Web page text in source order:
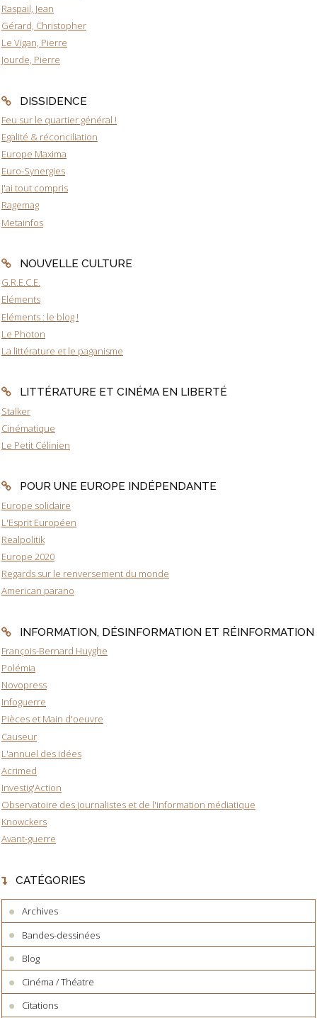
Raspail, Jean
Gérard, Christopher
Le Vigan, Pierre
Jourde, Pierre
DISSIDENCE
Feu sur le quartier général !
Egalité & réconciliation
Europe Maxima
Euro-Synergies
J'ai tout compris
Ragemag
Metainfos
NOUVELLE CULTURE
G.R.E.C.E.
Eléments
Eléments : le blog !
Le Photon
La littérature et le paganisme
LITTÉRATURE ET CINÉMA EN LIBERTÉ
Stalker
Cinématique
Le Petit Célinien
POUR UNE EUROPE INDÉPENDANTE
Europe solidaire
L'Esprit Européen
Realpolitik
Europe 2020
Regards sur le renversement du monde
American parano
INFORMATION, DÉSINFORMATION ET RÉINFORMATION
François-Bernard Huyghe
Polémia
Novopress
Infoguerre
Pièces et Main d'oeuvre
Causeur
L'annuel des idées
Acrimed
Investig'Action
Observatoire des journalistes et de l'information médiatique
Knowckers
Avant-guerre
CATÉGORIES
Archives
Bandes-dessinées
Blog
Cinéma / Théatre
Citations